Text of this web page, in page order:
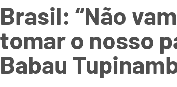
Brasil: “Não
tomar o nosso
Babau